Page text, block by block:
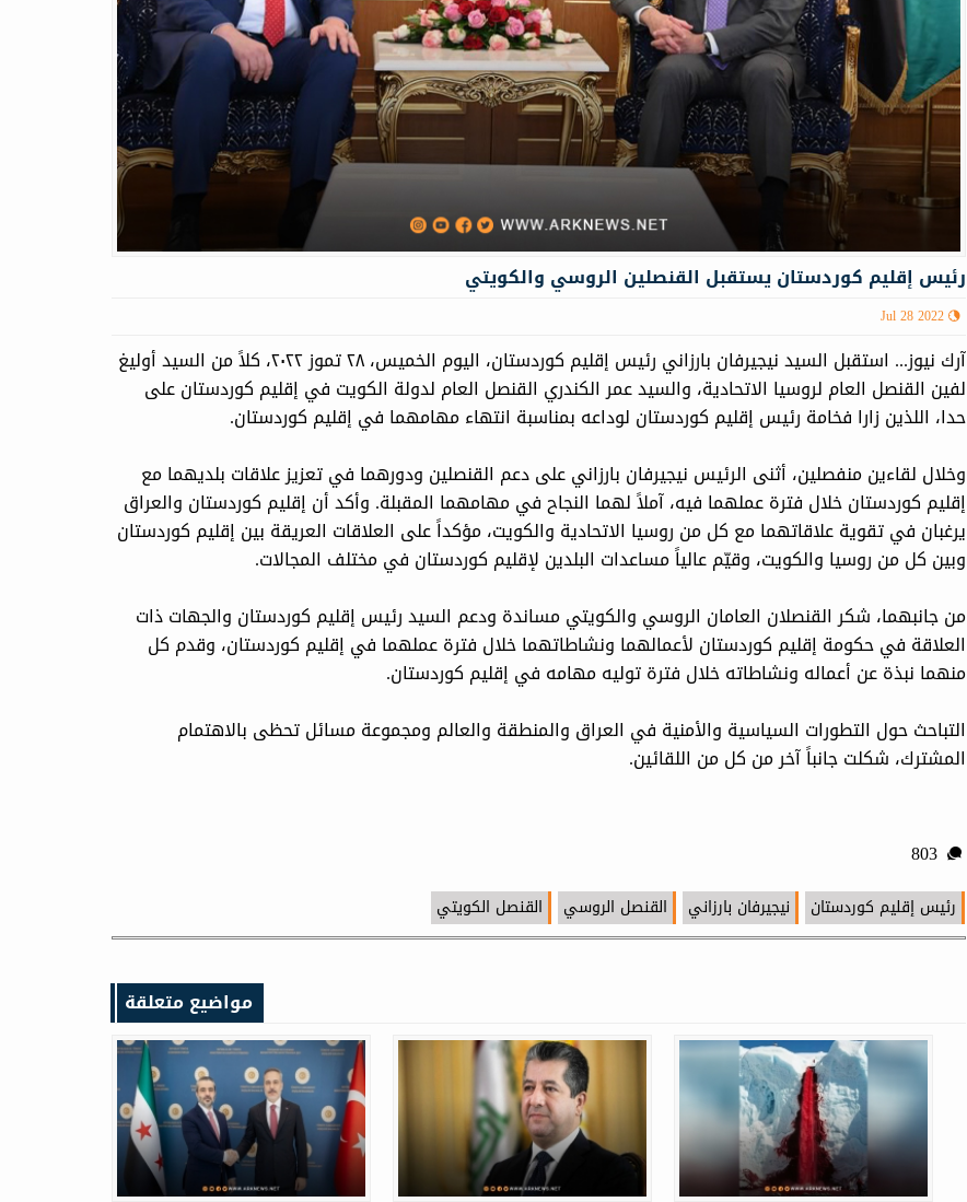
رئيس إقليم كوردستان يستقبل القنصلين الروسي والكويتي
Jul 28 2022
آرك نيوز... استقبل السيد نيجيرفان بارزاني رئيس إقليم كوردستان، اليوم الخميس، ٢٨ تموز ٢٠٢٢، كلاً من السيد أوليغ
لفين القنصل العام لروسيا الاتحادية، والسيد عمر الكندري القنصل العام لدولة الكويت في إقليم كوردستان علی
حدا، اللذين زارا فخامة رئيس إقليم كوردستان لوداعه بمناسبة انتهاء مهامهما في إقليم كوردستان.
وخلال لقاءين منفصلين، أثنى الرئيس نيجيرفان بارزاني على دعم القنصلين ودورهما في تعزيز علاقات بلديهما مع
إقليم كوردستان خلال فترة عملهما فيه، آملاً لهما النجاح في مهامهما المقبلة. وأكد أن إقليم كوردستان والعراق
يرغبان في تقوية علاقاتهما مع كل من روسيا الاتحادية والكويت، مؤكداً على العلاقات العريقة بين إقليم كوردستان
وبين كل من روسيا والكويت، وقيّم عالياً مساعدات البلدين لإقليم كوردستان في مختلف المجالات.
من جانبهما، شكر القنصلان العامان الروسي والكويتي مساندة ودعم السيد رئيس إقليم كوردستان والجهات ذات
العلاقة في حكومة إقليم كوردستان لأعمالهما ونشاطاتهما خلال فترة عملهما في إقليم كوردستان، وقدم كل
منهما نبذة عن أعماله ونشاطاته خلال فترة توليه مهامه في إقليم كوردستان.
التباحث حول التطورات السياسية والأمنية في العراق والمنطقة والعالم ومجموعة مسائل تحظى بالاهتمام
المشترك، شكلت جانباً آخر من كل من اللقائين.
803
رئيس إقليم كوردستان نيجيرفان بارزاني القنصل الروسي القنصل الكويتي
مواضيع متعلقة